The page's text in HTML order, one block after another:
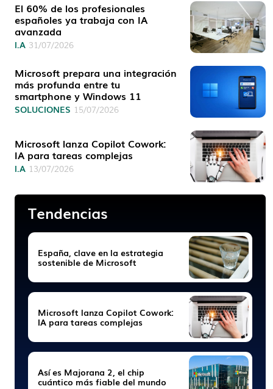
El 60% de los profesionales
españoles ya trabaja con IA
avanzada
I.A 31/07/2026
Microsoft prepara una integración
más profunda entre tu
smartphone y Windows 11
SOLUCIONES 15/07/2026
Microsoft lanza Copilot Cowork:
IA para tareas complejas
I.A 13/07/2026
Tendencias
España, clave en la estrategia
sostenible de Microsoft
Microsoft lanza Copilot Cowork:
IA para tareas complejas
Así es Majorana 2, el chip
cuántico más fiable del mundo